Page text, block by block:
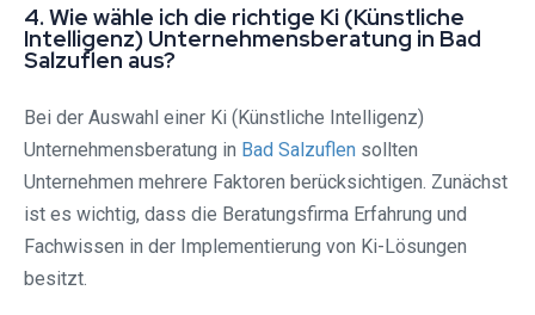
4. Wie wähle ich die richtige Ki (Künstliche
Intelligenz) Unternehmensberatung in Bad
Salzuflen aus?
Bei der Auswahl einer Ki (Künstliche Intelligenz)
Unternehmensberatung in Bad Salzuflen sollten
Unternehmen mehrere Faktoren berücksichtigen. Zunächst
ist es wichtig, dass die Beratungsfirma Erfahrung und
Fachwissen in der Implementierung von Ki-Lösungen
besitzt.